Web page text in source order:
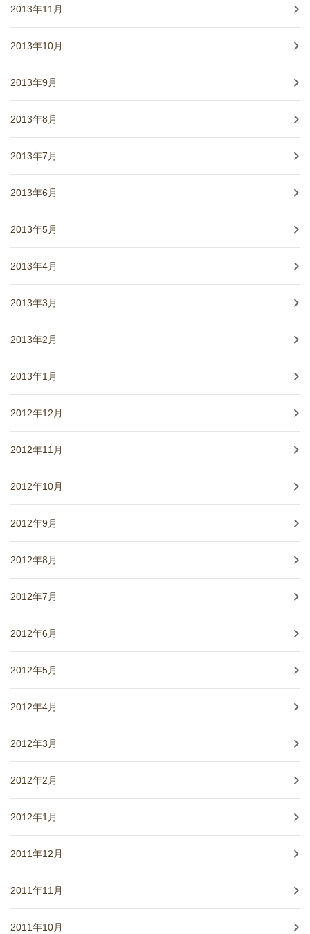
2013年11月
2013年10月
2013年9月
2013年8月
2013年7月
2013年6月
2013年5月
2013年4月
2013年3月
2013年2月
2013年1月
2012年12月
2012年11月
2012年10月
2012年9月
2012年8月
2012年7月
2012年6月
2012年5月
2012年4月
2012年3月
2012年2月
2012年1月
2011年12月
2011年11月
2011年10月